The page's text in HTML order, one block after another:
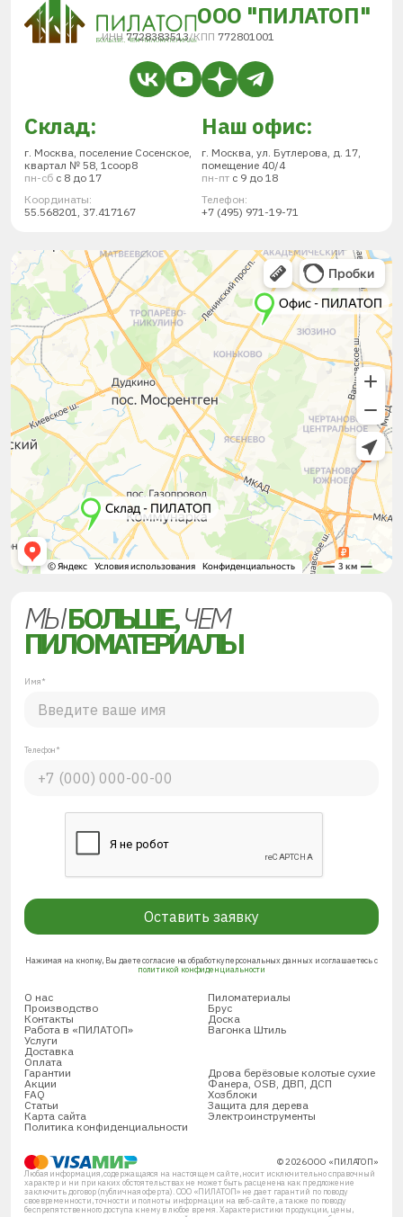
ООО "ПИЛАТОП"
ИНН 7728383513/КПП 772801001
Склад:
г. Москва, поселение Сосенское,
квартал № 58, 1соор8
пн-сб с 8 до 17
Координаты:
55.568201, 37.417167
Наш офис:
г. Москва, ул. Бутлерова, д. 17,
помещение 40/4
пн-пт с 9 до 18
Телефон:
+7 (495) 971-19-71
МЫБОЛЬШЕ,ЧЕМ
ПИЛОМАТЕРИАЛЫ
Имя*
Телефон*
Оставить заявку
Нажимая на кнопку, Вы даете согласие на обработку персональных данных и соглашаетесь с
политикой конфиденциальности
О нас
Производство
Контакты
Работа в «ПИЛАТОП»
Услуги
Доставка
Оплата
Гарантии
Акции
FAQ
Статьи
Карта сайта
Политика конфиденциальности
Пиломатериалы
Брус
Доска
Вагонка Штиль
Дрова берёзовые колотые сухие
Фанера, OSB, ДВП, ДСП
Хозблоки
Защита для дерева
Электроинструменты
© 2026 ООО «ПИЛАТОП»
Любая информация, содержащаяся на настоящем сайте, носит исключительно справочный
характер и ни при каких обстоятельствах не может быть расценена как предложение
заключить договор (публичная оферта). ООО «ПИЛАТОП» не дает гарантий по поводу
своевременности, точности и полноты информации на веб-сайте, а также по поводу
беспрепятственного доступа к нему в любое время. Характеристики продукции, цены,